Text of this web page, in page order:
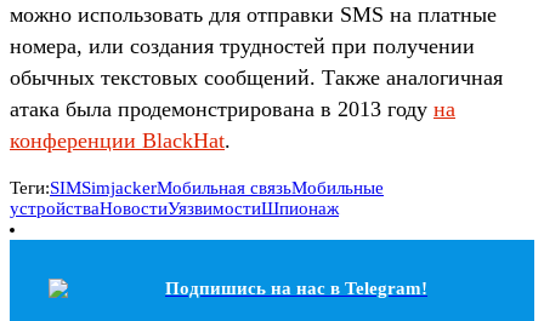
можно использовать для отправки SMS на платные
номера, или создания трудностей при получении
обычных текстовых сообщений. Также аналогичная
атака была продемонстрирована в 2013 году на
конференции BlackHat.
Теги:SIMSimjackerМобильная связьМобильные
устройстваНовостиУязвимостиШпионаж
Подпишись на наc в Telegram!